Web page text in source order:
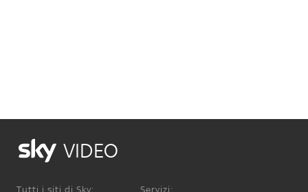
VIDEO
Tutti i siti di Sky: Servizi: